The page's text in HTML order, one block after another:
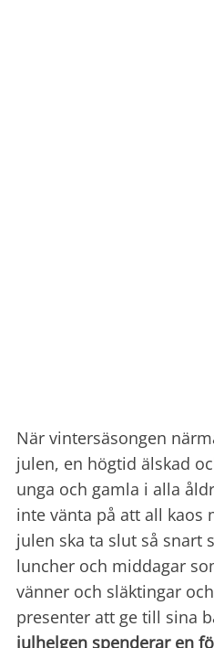
När vintersäsongen
julen, en högtid älskad
unga och gamla i alla
inte vänta på att all kaos
julen ska ta slut så snart
luncher och middagar
vänner och släktingar
presenter att ge till sina
julhelgen spenderar en